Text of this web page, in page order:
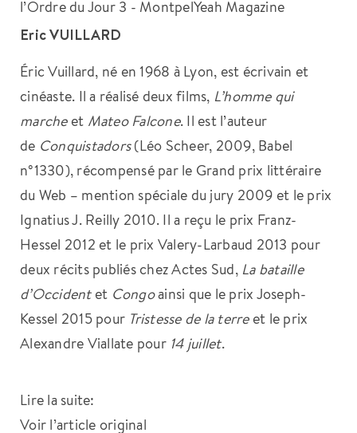
Eric VUILLARD
Éric Vuillard, né en 1968 à Lyon, est écrivain et
cinéaste. Il a réalisé deux films, L’homme qui
marcheet Mateo Falcone. Il est l’auteur
de Conquistadors(Léo Scheer, 2009, Babel
n°1330), récompensé par le Grand prix littéraire
du Web – mention spéciale du jury 2009 et le prix
Ignatius J. Reilly 2010. Il a reçu le prix Franz-
Hessel 2012 et le prix Valery-Larbaud 2013 pour
deux récits publiés chez Actes Sud, La bataille
d’Occident et Congoainsi que le prix Joseph-
Kessel 2015 pour Tristesse de la terreet le prix
Alexandre Viallate pour 14 juillet.
Lire la suite:
Voir l’article original